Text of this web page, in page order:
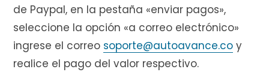
de Paypal, en la pestaña «enviar pagos»,
seleccione la opción «a correo electrónico»
ingrese el correo soporte@autoavance.co y
realice el pago del valor respectivo.